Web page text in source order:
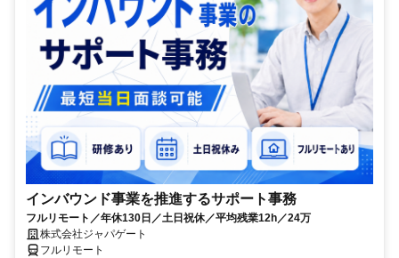
インバウンド事業を推進するサポート事務
フルリモート／年休130日／土日祝休／平均残業12h／24万
株式会社ジャパゲート
フルリモート